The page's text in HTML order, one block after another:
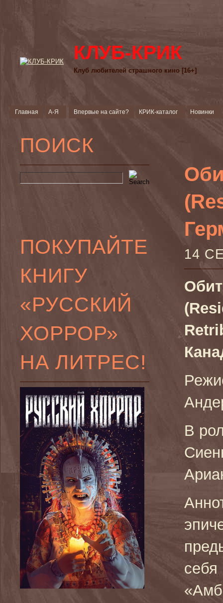
КЛУБ-КРИК
Клуб любителей страшного кино [16+]
Главная А-Я Впервые на сайте? КРИК-каталог Новинки
ПОИСК
ПОКУПАЙТЕ
КНИГУ
«РУССКИЙ
ХОРРОР»
НА ЛИТРЕС!
14
В
себя